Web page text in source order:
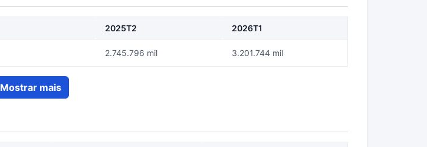
2025T2 2026T1
2.745.796 mil 3.201.744 mil
Mostrar mais